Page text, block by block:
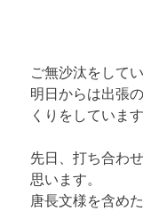
ご無沙汰をして
明日からは出張
くりをしています
先日、打ち合わ
唐長文様を含め